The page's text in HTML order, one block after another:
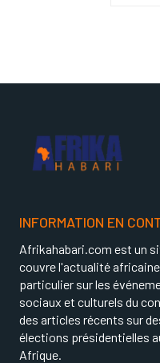
INFORMATION EN
Afrikahabari.com est un
couvre l'actualité
particulier sur les
sociaux et culturels du
des articles récents sur
élections présidentielles
Afrique.